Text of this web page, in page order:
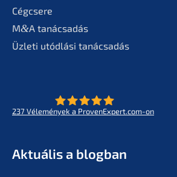
Cégcse­re
M&A tanác­sa­dás
Üzleti utódlá­si tanácsadás
237 Vélemé­ny­ek a ProvenExpert.com-on
Aktuá­lis a blogban